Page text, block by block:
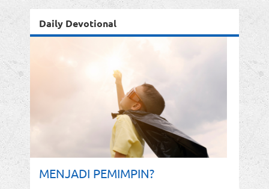
Daily Devotional
MENJADI PEMIMPIN?